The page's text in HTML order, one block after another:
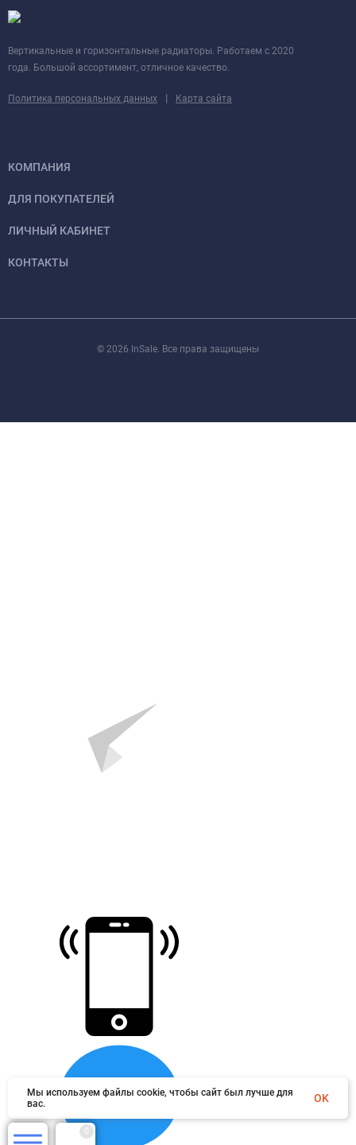
Вертикальные и горизонтальные радиаторы. Работаем с 2020
года. Большой ассортимент, отличное качество.
Политика персональных данных | Карта сайта
КОМПАНИЯ
ДЛЯ ПОКУПАТЕЛЕЙ
ЛИЧНЫЙ КАБИНЕТ
КОНТАКТЫ
© 2026 InSale. Все права защищены
0
Мы используем файлы cookie, чтобы сайт был лучше для
вас.
OK